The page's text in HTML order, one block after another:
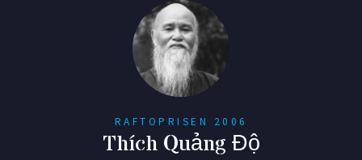
RAFTOPRISEN 2006
Thích Quảng Độ